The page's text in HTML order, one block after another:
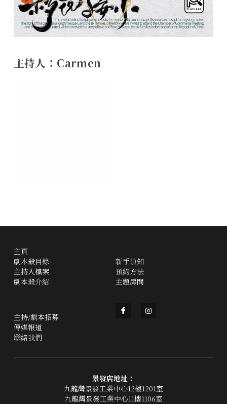
主持人：Carmen
主頁
劇本殺目錄
主持人檔案
劇本殺介紹
新手須知
預約方法
主題房間
主持/劇本招募
傳媒報道
聯絡我們
景發店地址：
九龍灣景發工業中心12樓1201室
九龍灣景發工業中心11樓1106室